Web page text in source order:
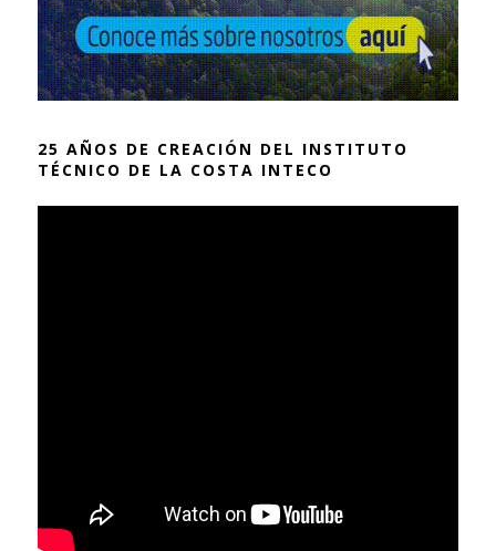
25 AÑOS DE CREACIÓN DEL INSTITUTO
TÉCNICO DE LA COSTA INTECO